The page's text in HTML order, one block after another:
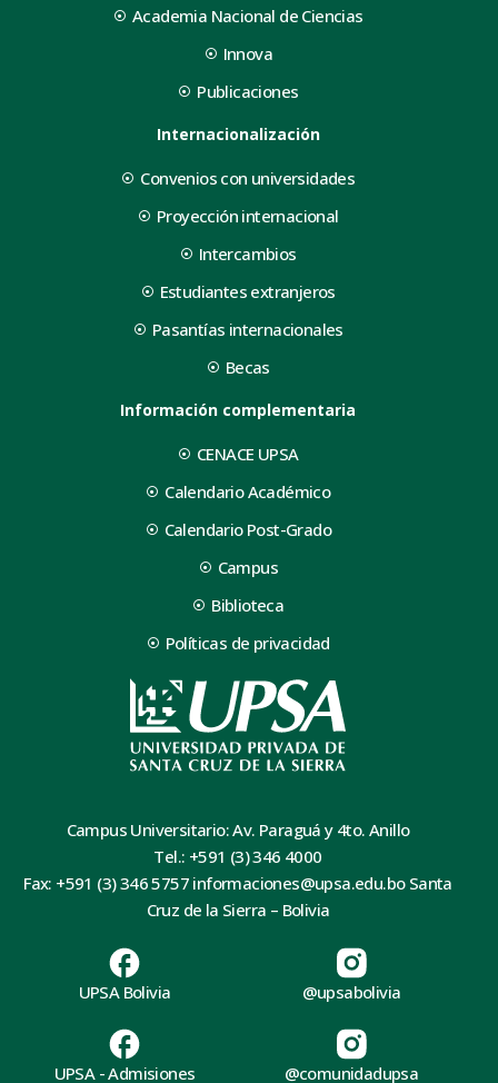
Academia Nacional de Ciencias
Innova
Publicaciones
Internacionalización
Convenios con universidades
Proyección internacional
Intercambios
Estudiantes extranjeros
Pasantías internacionales
Becas
Información complementaria
CENACE UPSA
Calendario Académico
Calendario Post-Grado
Campus
Biblioteca
Políticas de privacidad
Campus Universitario: Av. Paraguá y 4to. Anillo
Tel.: +591 (3) 346 4000
Fax: +591 (3) 346 5757 informaciones@upsa.edu.bo Santa
Cruz de la Sierra – Bolivia
UPSA Bolivia
UPSA - Admisiones
@upsabolivia
@comunidadupsa